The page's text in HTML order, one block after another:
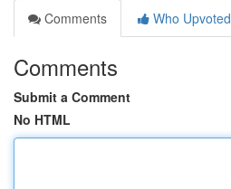
Comments
Who Upvoted
Comments
Submit a Comment
No HTML